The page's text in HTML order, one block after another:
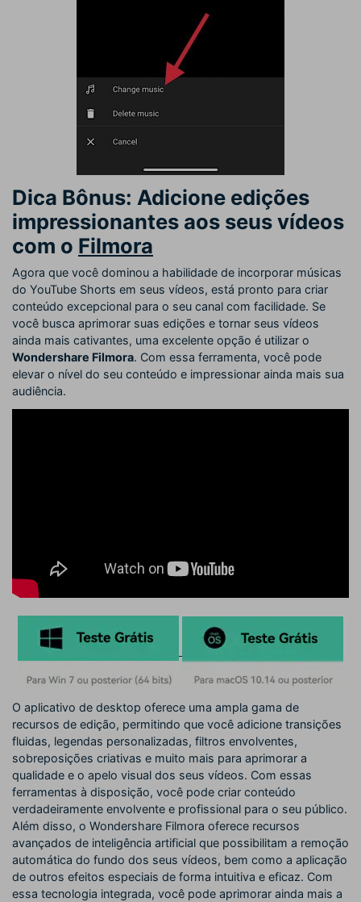
Dica Bônus: Adicione edições
impressionantes aos seus vídeos
com o Filmora
Agora que você dominou a habilidade de incorporar músicas
do YouTube Shorts em seus vídeos, está pronto para criar
conteúdo excepcional para o seu canal com facilidade. Se
você busca aprimorar suas edições e tornar seus vídeos
ainda mais cativantes, uma excelente opção é utilizar o
Wondershare Filmora. Com essa ferramenta, você pode
elevar o nível do seu conteúdo e impressionar ainda mais sua
audiência.
O aplicativo de desktop oferece uma ampla gama de
recursos de edição, permitindo que você adicione transições
fluidas, legendas personalizadas, filtros envolventes,
sobreposições criativas e muito mais para aprimorar a
qualidade e o apelo visual dos seus vídeos. Com essas
ferramentas à disposição, você pode criar conteúdo
verdadeiramente envolvente e profissional para o seu público.
Além disso, o Wondershare Filmora oferece recursos
avançados de inteligência artificial que possibilitam a remoção
automática do fundo dos seus vídeos, bem como a aplicação
de outros efeitos especiais de forma intuitiva e eficaz. Com
essa tecnologia integrada, você pode aprimorar ainda mais a